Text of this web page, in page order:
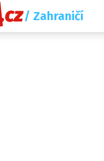
/ Zahraničí